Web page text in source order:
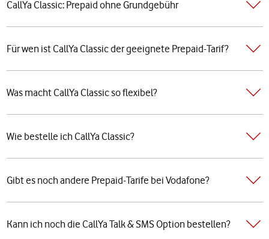
CallYa Classic: Prepaid ohne Grundgebühr
Für wen ist CallYa Classic der geeignete Prepaid-Tarif?
Was macht CallYa Classic so flexibel?
Wie bestelle ich CallYa Classic?
Gibt es noch andere Prepaid-Tarife bei Vodafone?
Kann ich noch die CallYa Talk & SMS Option bestellen?